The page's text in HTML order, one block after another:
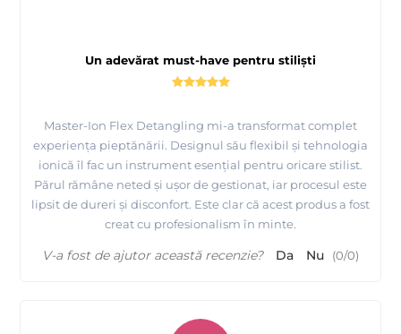
Un adevărat must-have pentru stiliști
Master-Ion Flex Detangling mi-a transformat complet
experiența pieptănării. Designul său flexibil și tehnologia
ionică îl fac un instrument esențial pentru oricare stilist.
Părul rămâne neted și ușor de gestionat, iar procesul este
lipsit de dureri și disconfort. Este clar că acest produs a fost
creat cu profesionalism în minte.
V-a fost de ajutor această recenzie? Da Nu (0/0)